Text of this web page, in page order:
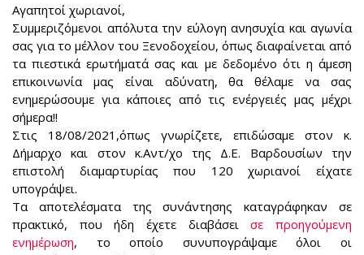
Αγαπητοί χωριανοί,
Συμμεριζόμενοι απόλυτα την εύλογη ανησυχία και αγωνία
σας για το μέλλον του Ξενοδοχείου, όπως διαφαίνεται από
τα πιεστικά ερωτήματά σας και με δεδομένο ότι η άμεση
επικοινωνία μας είναι αδύνατη, θα θέλαμε να σας
ενημερώσουμε για κάποιες από τις ενέργειές μας μέχρι
σήμερα!!
Στις 18/08/2021,όπως γνωρίζετε, επιδώσαμε στον κ.
Δήμαρχο και στον κ.Αντ/χο της Δ.Ε. Βαρδουσίων την
επιστολή διαμαρτυρίας που 120 χωριανοί είχατε
υπογράψει.
Τα αποτελέσματα της συνάντησης καταγράφηκαν σε
πρακτικό, που ήδη έχετε διαβάσεισε προηγούμενη
ενημέρωση, το οποίο συνυπογράψαμε όλοι οι